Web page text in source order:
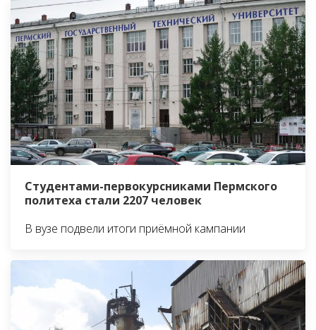
Студентами-первокурсниками Пермского
политеха стали 2207 человек
В вузе подвели итоги приёмной кампании